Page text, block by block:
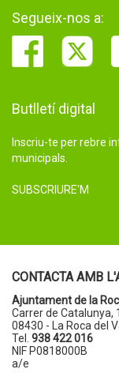
Segueix-nos a:
Butlletí digital
Inscriu-te per rebre
municipals.
SUBSCRIURE'M
CONTACTA AMB
Ajuntament de la
Carrer de Catalunya,
08430 - La Roca del
Tel. 938 422 016
NIF P0818000B
a/e